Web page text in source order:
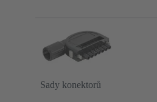
Sady konektorů